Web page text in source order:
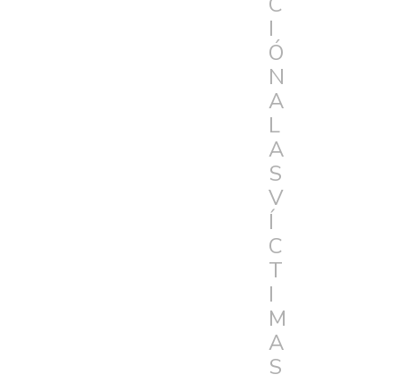
I
Ó
N
A
L
A
S
V
Í
C
T
I
M
A
S